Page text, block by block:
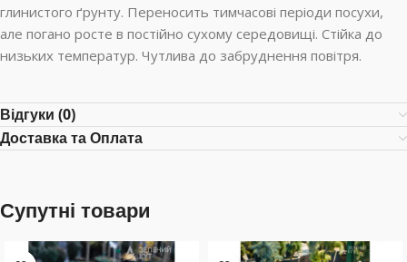
глинистого ґрунту. Переносить тимчасові періоди посухи,
але погано росте в постійно сухому середовищі. Стійка до
низьких температур. Чутлива до забруднення повітря.
Відгуки (0)
Доставка та Оплата
Супутні товари